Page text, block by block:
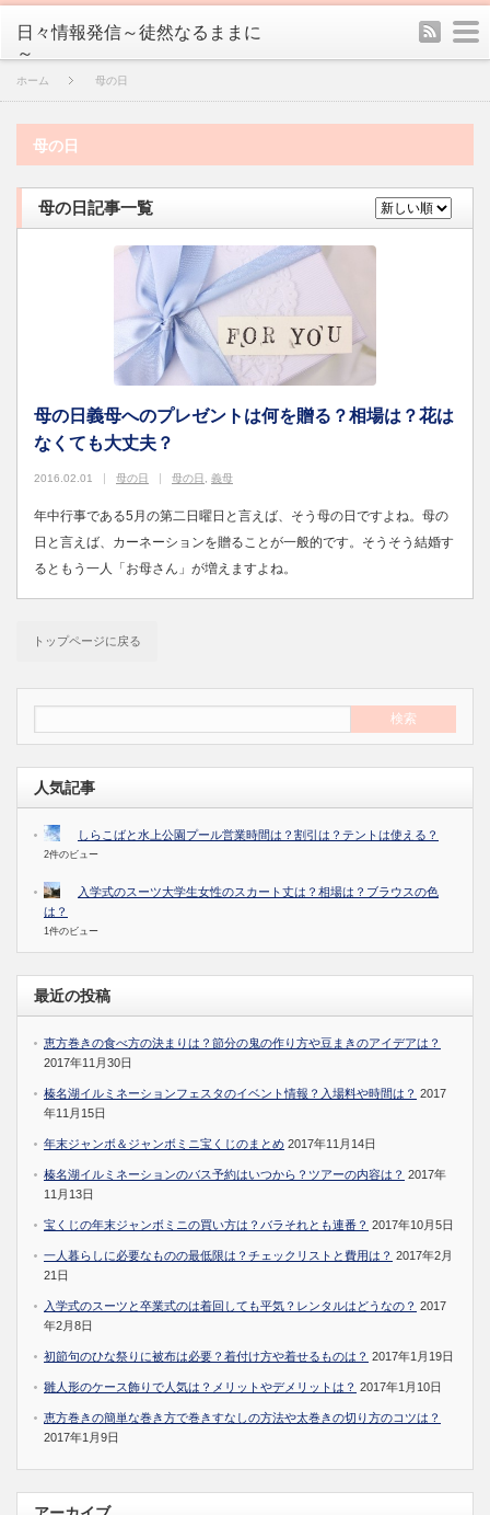
日々情報発信～徒然なるままに
～
rss
ホーム 母の日
母の日
母の日記事一覧
母の日義母へのプレゼントは何を贈る？相場は？花は
なくても大丈夫？
2016.02.01 母の日 母の日 義母
年中行事である5月の第二日曜日と言えば、そう母の日ですよね。母の
日と言えば、カーネーションを贈ることが一般的です。そうそう結婚す
るともう一人「お母さん」が増えますよね。
トップページに戻る
人気記事
しらこばと水上公園プール営業時間は？割引は？テントは使える？
2件のビュー
入学式のスーツ大学生女性のスカート丈は？相場は？ブラウスの色
は？
1件のビュー
最近の投稿
恵方巻きの食べ方の決まりは？節分の鬼の作り方や豆まきのアイデアは？
2017年11月30日
榛名湖イルミネーションフェスタのイベント情報？入場料や時間は？ 2017
年11月15日
年末ジャンボ＆ジャンボミニ宝くじのまとめ 2017年11月14日
榛名湖イルミネーションのバス予約はいつから？ツアーの内容は？ 2017年
11月13日
宝くじの年末ジャンボミニの買い方は？バラそれとも連番？ 2017年10月5日
一人暮らしに必要なものの最低限は？チェックリストと費用は？ 2017年2月
21日
入学式のスーツと卒業式のは着回しても平気？レンタルはどうなの？ 2017
年2月8日
初節句のひな祭りに被布は必要？着付け方や着せるものは？ 2017年1月19日
雛人形のケース飾りで人気は？メリットやデメリットは？ 2017年1月10日
恵方巻きの簡単な巻き方で巻きすなしの方法や太巻きの切り方のコツは？
2017年1月9日